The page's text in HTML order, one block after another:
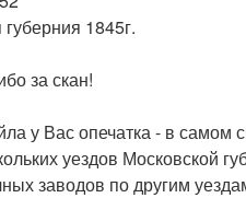
1845г.
за скан!
у Вас опечатка - в самом
уездов Московской
заводов по другим